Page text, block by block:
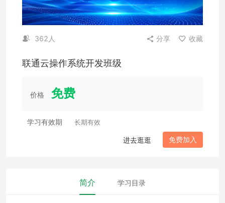
362人 分享 收藏
联通云操作系统开发班级
价格 免费
学习有效期 长期有效
免费加入
进去逛逛
简介 学习目录